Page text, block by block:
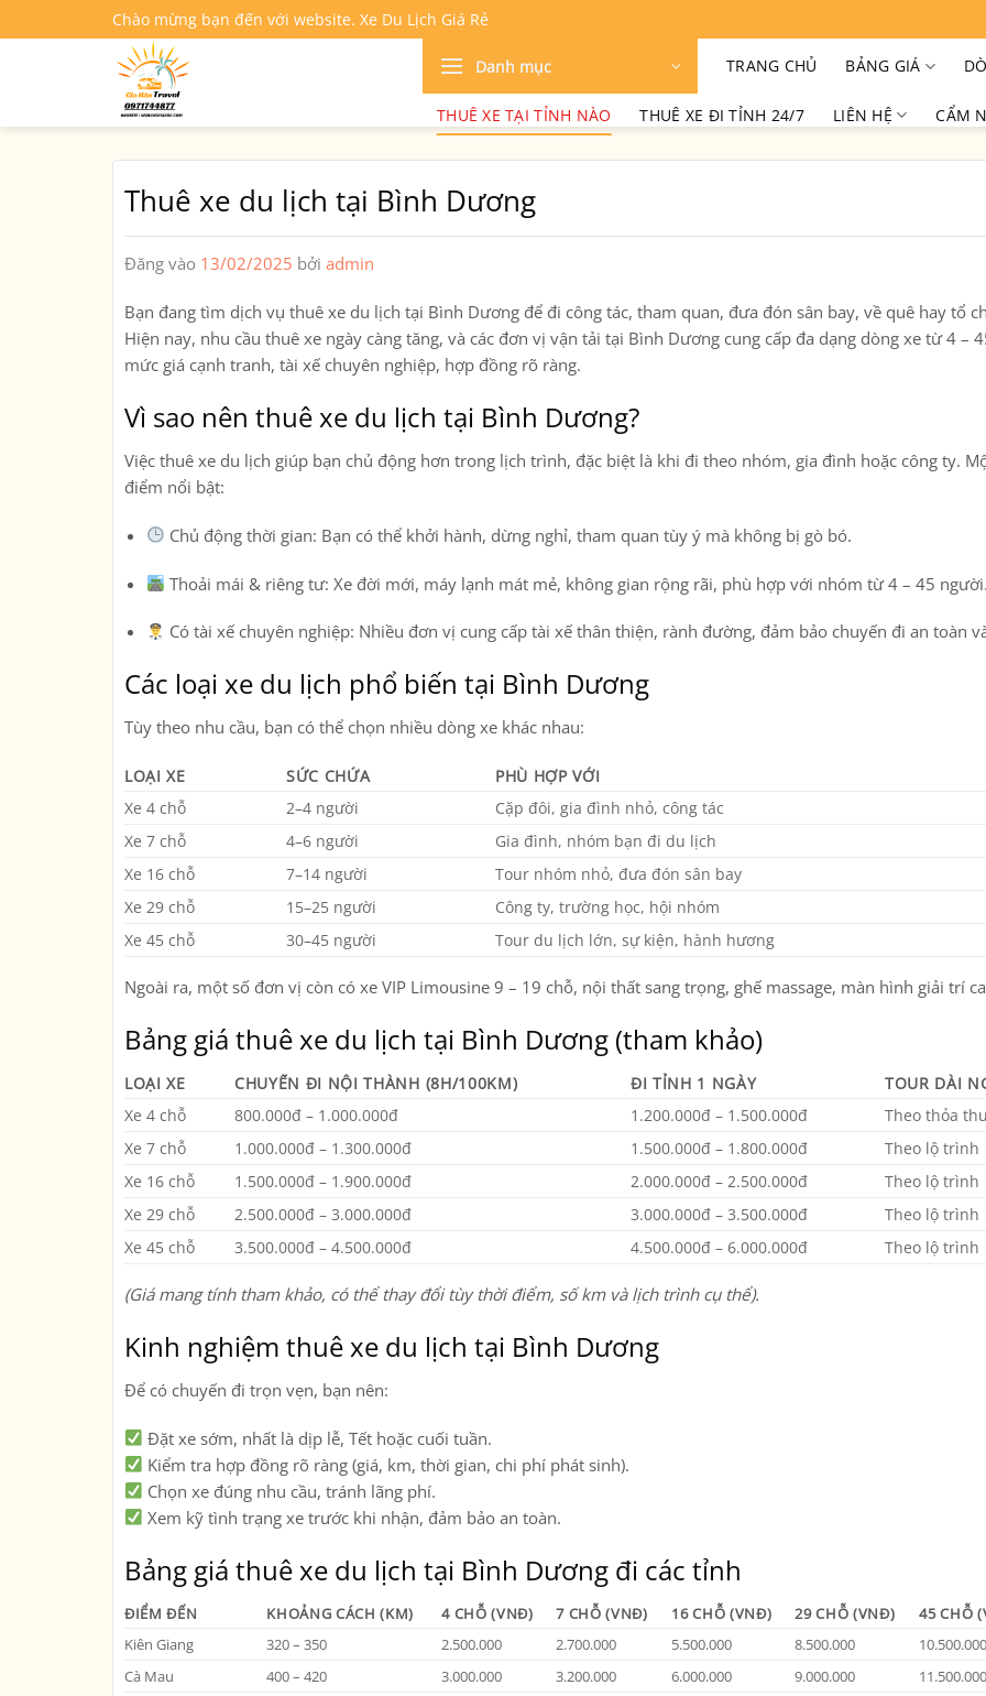
qua
Chào mừng bạn đến với website. Xe Du Lịch Giá Rẻ
Danh mục TRANG CHỦ BẢNG GIÁ
THUÊ XE TẠI TỈNH NÀO THUÊ XE ĐI TỈNH 24/7 LIÊN HỆ CẨM
Thuê xe du lịch tại Bình Dương
Đăng vào 13/02/2025 bởi admin
Bạn đang tìm dịch vụ thuê xe du lịch tại Bình Dương để đi công tác, tham quan, đưa đón sân bay, về quê hay tổ
Hiện nay, nhu cầu thuê xe ngày càng tăng, và các đơn vị vận tải tại Bình Dương cung cấp đa dạng dòng xe từ 4 –
mức giá cạnh tranh, tài xế chuyên nghiệp, hợp đồng rõ ràng.
Vì sao nên thuê xe du lịch tại Bình Dương?
Việc thuê xe du lịch giúp bạn chủ động hơn trong lịch trình, đặc biệt là khi đi theo nhóm, gia đình hoặc công ty.
điểm nổi bật:
Chủ động thời gian: Bạn có thể khởi hành, dừng nghỉ, tham quan tùy ý mà không bị gò bó.
Thoải mái & riêng tư: Xe đời mới, máy lạnh mát mẻ, không gian rộng rãi, phù hợp với nhóm từ 4 – 45 người.
Có tài xế chuyên nghiệp: Nhiều đơn vị cung cấp tài xế thân thiện, rành đường, đảm bảo chuyến đi an toàn
Các loại xe du lịch phổ biến tại Bình Dương
Tùy theo nhu cầu, bạn có thể chọn nhiều dòng xe khác nhau:
LOẠI XE SỨC CHỨA
PHÙ HỢP VỚI
Xe 4 chỗ
2–4 người
Cặp đôi, gia đình nhỏ, công tác
Xe 7 chỗ
4–6 người
Gia đình, nhóm bạn đi du lịch
Xe 16 chỗ
7–14 người
Tour nhóm nhỏ, đưa đón sân bay
Xe 29 chỗ
15–25 người
Công ty, trường học, hội nhóm
Xe 45 chỗ
30–45 người Tour du lịch lớn, sự kiện, hành hương
Ngoài ra, một số đơn vị còn có xe VIP Limousine 9 – 19 chỗ, nội thất sang trọng, ghế massage, màn hình giải trí
Bảng giá thuê xe du lịch tại Bình Dương (tham khảo)
LOẠI XE CHUYẾN ĐI NỘI THÀNH (8H/100KM) ĐI TỈNH 1 NGÀY
TOUR DÀI
Xe 4 chỗ
800.000đ – 1.000.000đ 1.200.000đ – 1.500.000đ
Theo thỏa
Xe 7 chỗ
1.000.000đ – 1.300.000đ 1.500.000đ – 1.800.000đ
Theo lộ trình
Xe 16 chỗ
1.500.000đ – 1.900.000đ 2.000.000đ – 2.500.000đ
Theo lộ trình
Xe 29 chỗ
2.500.000đ – 3.000.000đ 3.000.000đ – 3.500.000đ
Theo lộ trình
Xe 45 chỗ
3.500.000đ – 4.500.000đ 4.500.000đ – 6.000.000đ Theo lộ trình
(Giá mang tính tham khảo, có thể thay đổi tùy thời điểm, số km và lịch trình cụ thể).
Kinh nghiệm thuê xe du lịch tại Bình Dương
Để có chuyến đi trọn vẹn, bạn nên:
Đặt xe sớm, nhất là dịp lễ, Tết hoặc cuối tuần.
Kiểm tra hợp đồng rõ ràng (giá, km, thời gian, chi phí phát sinh).
Chọn xe đúng nhu cầu, tránh lãng phí.
Xem kỹ tình trạng xe trước khi nhận, đảm bảo an toàn.
Bảng giá thuê xe du lịch tại Bình Dương đi các tỉnh
ĐIỂM ĐẾN KHOẢNG CÁCH (KM) 4 CHỖ (VNĐ) 7 CHỖ (VNĐ) 16 CHỖ (VNĐ) 29 CHỖ (VNĐ)
45 CHỖ
Kiên Giang
320 – 350 2.500.000 2.700.000 5.500.000 8.500.000
10.500.000
Cà Mau
400 – 420 3.000.000 3.200.000 6.000.000 9.000.000
11.500.000